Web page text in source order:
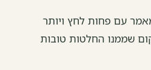
עם פחות לחץ ויותר
שממנו החלטות טובות